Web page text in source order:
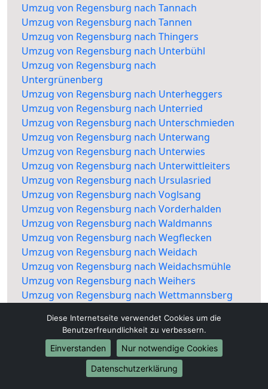
Umzug von Regensburg nach Tannach
Umzug von Regensburg nach Tannen
Umzug von Regensburg nach Thingers
Umzug von Regensburg nach Unterbühl
Umzug von Regensburg nach
Untergrünenberg
Umzug von Regensburg nach Unterheggers
Umzug von Regensburg nach Unterried
Umzug von Regensburg nach Unterschmieden
Umzug von Regensburg nach Unterwang
Umzug von Regensburg nach Unterwies
Umzug von Regensburg nach Unterwittleiters
Umzug von Regensburg nach Ursulasried
Umzug von Regensburg nach Voglsang
Umzug von Regensburg nach Vorderhalden
Umzug von Regensburg nach Waldmanns
Umzug von Regensburg nach Wegflecken
Umzug von Regensburg nach Weidach
Umzug von Regensburg nach Weidachsmühle
Umzug von Regensburg nach Weihers
Umzug von Regensburg nach Wettmannsberg
Umzug von Regensburg nach Zollhaus
Umzug von Regensburg nach Rottach
Diese Internetseite verwendet Cookies um die
Benutzerfreundlichkeit zu verbessern.
Einverstanden
Nur notwendige Cookies
Datenschutzerklärung